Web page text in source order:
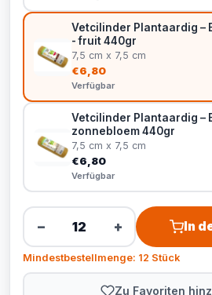
Vetcilinder Plantaardig –
- fruit 440gr
7,5 cm x 7,5 cm
€6,80
Verfügbar
Vetcilinder Plantaardig –
zonnebloem 440gr
7,5 cm x 7,5 cm
€6,80
Verfügbar
− + In
Mindestbestellmenge: 12 Stück
Zu Favoriten